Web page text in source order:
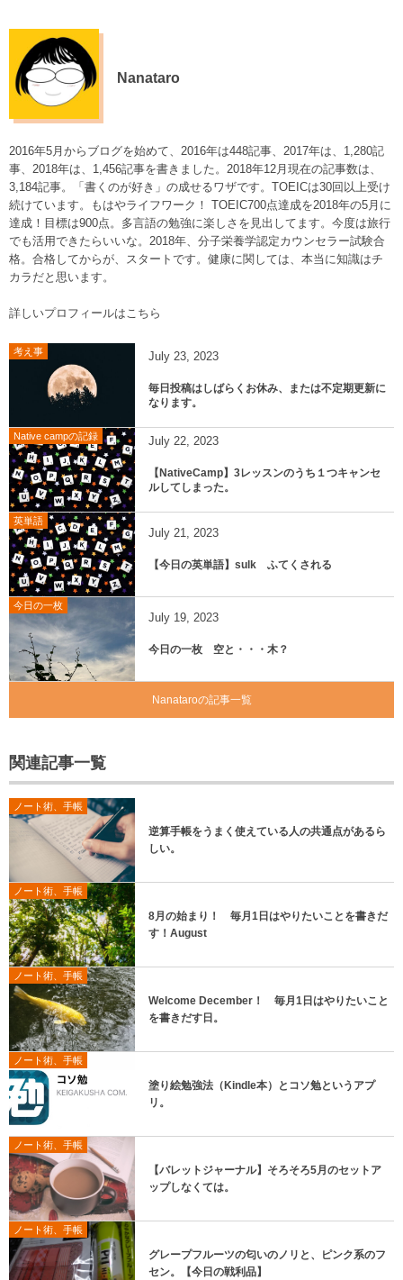
Nanataro
2016年5月からブログを始めて、2016年は448記事、2017年は、1,280記
事、2018年は、1,456記事を書きました。2018年12月現在の記事数は、
3,184記事。「書くのが好き」の成せるワザです。TOEICは30回以上受け
続けています。もはやライフワーク！ TOEIC700点達成を2018年の5月に
達成！目標は900点。多言語の勉強に楽しさを見出してます。今度は旅行
でも活用できたらいいな。2018年、分子栄養学認定カウンセラー試験合
格。合格してからが、スタートです。健康に関しては、本当に知識はチ
カラだと思います。
詳しいプロフィールはこちら
考え事 July 23, 2023
毎日投稿はしばらくお休み、または不定期更新に
なります。
Native campの記録 July 22, 2023
【NativeCamp】3レッスンのうち１つキャンセ
ルしてしまった。
英単語
July 21, 2023
【今日の英単語】sulk ふてくされる
今日の一枚
July 19, 2023
今日の一枚 空と・・・木？
Nanataroの記事一覧
関連記事一覧
ノート術、手帳
逆算手帳をうまく使えている人の共通点があるら
しい。
ノート術、手帳
8月の始まり！ 毎月1日はやりたいことを書きだ
す！August
ノート術、手帳
Welcome December！ 毎月1日はやりたいこと
を書きだす日。
ノート術、手帳
塗り絵勉強法（Kindle本）とコソ勉というアプ
リ。
ノート術、手帳
【バレットジャーナル】そろそろ5月のセットア
ップしなくては。
ノート術、手帳
グレープフルーツの匂いのノリと、ピンク系のフ
セン。【今日の戦利品】